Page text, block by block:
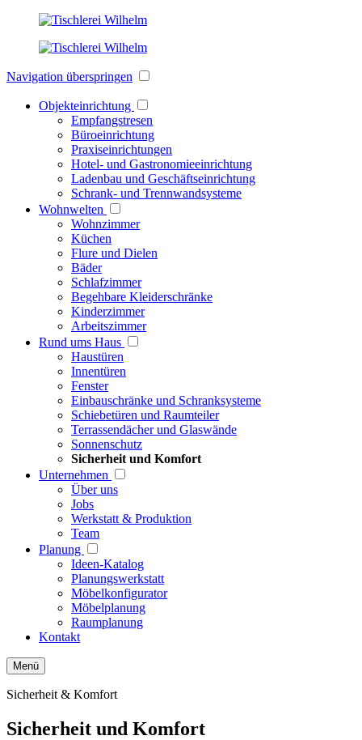
Navigation überspringen
Objekteinrichtung
Empfangstresen
Büroeinrichtung
Praxiseinrichtungen
Hotel- und Gastronomieeinrichtung
Ladenbau und Geschäftseinrichtung
Schrank- und Trennwandsysteme
Wohnwelten
Wohnzimmer
Küchen
Flure und Dielen
Bäder
Schlafzimmer
Begehbare Kleiderschränke
Kinderzimmer
Arbeitszimmer
Rund ums Haus
Haustüren
Innentüren
Fenster
Einbauschränke und Schranksysteme
Schiebetüren und Raumteiler
Terrassendächer und Glaswände
Sonnenschutz
Sicherheit und Komfort
Unternehmen
Über uns
Jobs
Werkstatt & Produktion
Team
Planung
Ideen-Katalog
Planungswerkstatt
Möbelkonfigurator
Möbelplanung
Raumplanung
Kontakt
Menü
Sicherheit & Komfort
Sicherheit und Komfort